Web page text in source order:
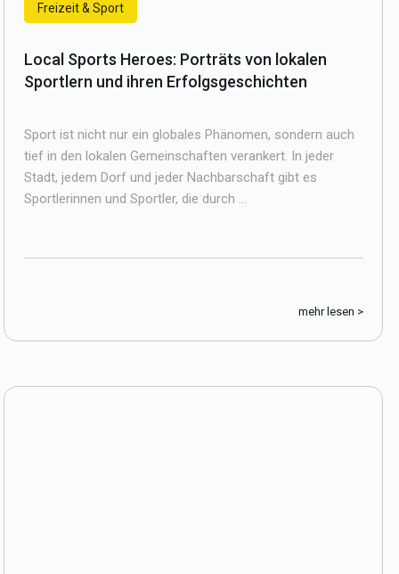
Freizeit & Sport
Local Sports Heroes: Porträts von lokalen
Sportlern und ihren Erfolgsgeschichten
Sport ist nicht nur ein globales Phänomen, sondern auch
tief in den lokalen Gemeinschaften verankert. In jeder
Stadt, jedem Dorf und jeder Nachbarschaft gibt es
Sportlerinnen und Sportler, die durch ...
mehr lesen >